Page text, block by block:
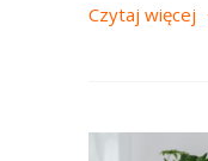
Czytaj więcej